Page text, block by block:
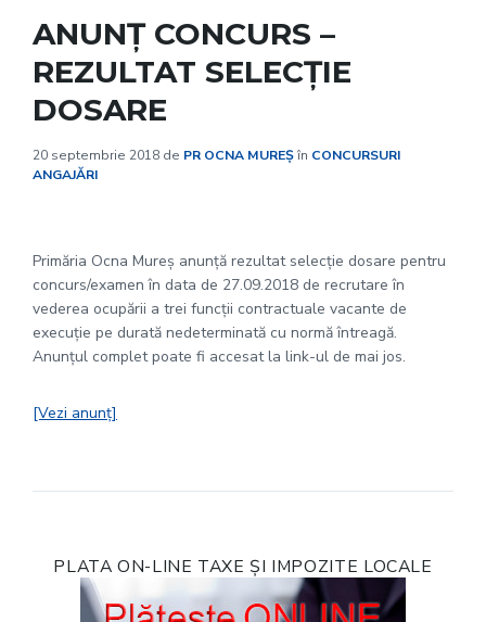
ANUNȚ CONCURS –
REZULTAT SELECȚIE
DOSARE
20 septembrie 2018 de PR OCNA MUREȘîn CONCURSURI
ANGAJĂRI
Primăria Ocna Mureș anunță rezultat selecție dosare pentru
concurs/examen în data de 27.09.2018 de recrutare în
vederea ocupării a trei funcţii contractuale vacante de
execuţie pe durată nedeterminată cu normă întreagă.
Anunțul complet poate fi accesat la link-ul de mai jos.
[Vezi anunț]
PLATA ON-LINE TAXE ȘI IMPOZITE LOCALE